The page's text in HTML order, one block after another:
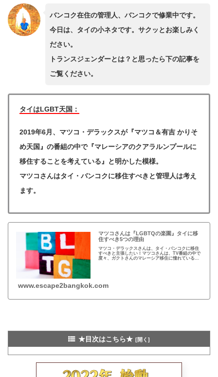
バンコク在住の管理人、バンコクで修業中です。
今日は、タイの小ネタです。サクッとお楽しみく
ださい。
トランスジェンダーとは？と思ったら下の記事を
ご覧ください。
タイはLGBT天国：
2019年6月、マツコ・デラックスが『マツコ＆有吉 かりそ
め天国』の番組の中で『マレーシアのクアラルンプールに
移住することを考えている』と明かした模様。
マツコさんはタイ・バンコクに移住すべきと管理人は考え
ます。
マツコさんは『LGBTQの楽園』タイに移
住すべき5つの理由
マツコ・デラックスさんは、タイ・バンコクに移住
すべきと主張したい！マツコさんは、TV番組の中で
度々、ガクトさんのマレーシア移住に憧れている
www.escape2bangkok.com
★目次はこちら★